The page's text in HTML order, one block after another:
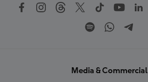
Media & Commercial